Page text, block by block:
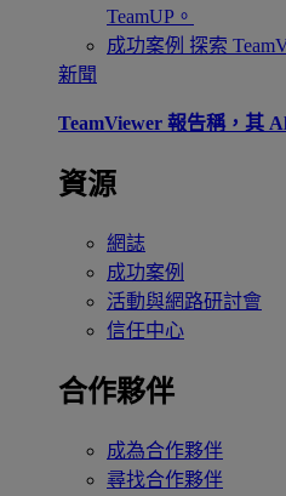
TeamUP。
成功案例 探索
新聞
TeamViewer 報告稱，其
資源
網誌
成功案例
活動與網路研討會
信任中心
合作夥伴
成為合作夥伴
尋找合作夥伴